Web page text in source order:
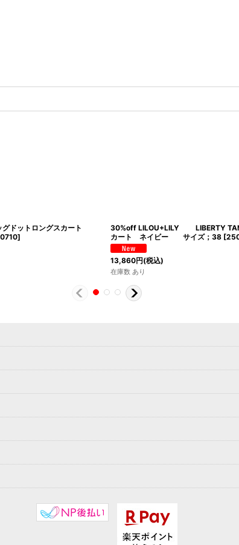
グドットロングスカート
]
30%off LILOU+LILY LIBERTY
カート ネイビー サイズ；38 [
13,860円(税込)
在庫数 あり